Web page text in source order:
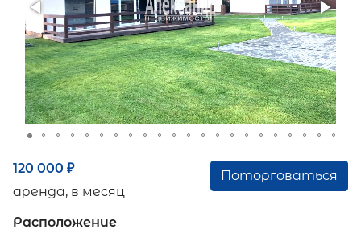
120 000 ₽
аренда, в месяц
Поторговаться
Расположение